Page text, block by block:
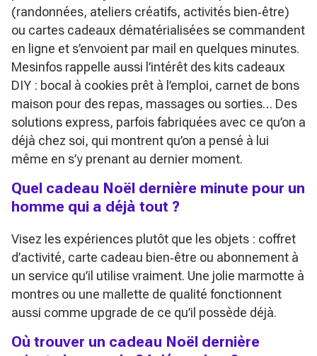
(randonnées, ateliers créatifs, activités bien‑être)
ou cartes cadeaux dématérialisées se commandent
en ligne et s’envoient par mail en quelques minutes.
Mesinfos rappelle aussi l’intérêt des kits cadeaux
DIY : bocal à cookies prêt à l’emploi, carnet de bons
maison pour des repas, massages ou sorties… Des
solutions express, parfois fabriquées avec ce qu’on a
déjà chez soi, qui montrent qu’on a pensé à lui
même en s’y prenant au dernier moment.
Quel cadeau Noël dernière minute pour un
homme qui a déjà tout ?
Visez les expériences plutôt que les objets : coffret
d’activité, carte cadeau bien‑être ou abonnement à
un service qu’il utilise vraiment. Une jolie marmotte à
montres ou une mallette de qualité fonctionnent
aussi comme upgrade de ce qu’il possède déjà.
Où trouver un cadeau Noël dernière